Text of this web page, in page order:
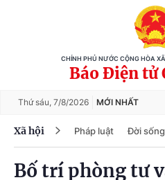
CHÍNH PHỦ NƯỚC CỘNG HÒA
Báo Điện tử
Thứ sáu, 7/8/2026 MỚI NHẤT
Xã hội Pháp luật Đời sống
Bố trí phòng tư